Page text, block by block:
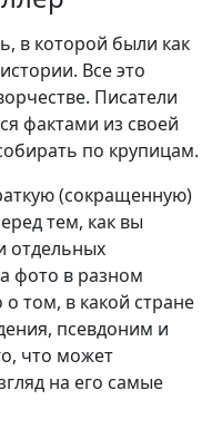
в которой были как
Все это
Писатели
фактами из своей
по крупицам.
(сокращенную)
тем, как вы
отдельных
фото в разном
о том, в какой стране
псевдоним и
что может
на его самые